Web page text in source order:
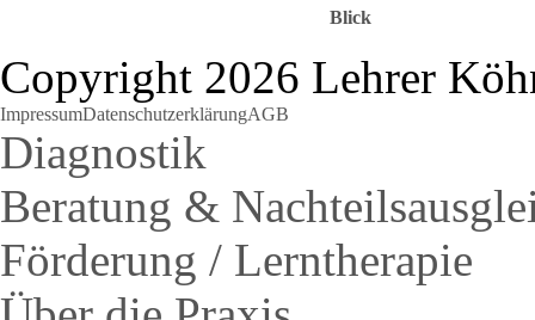
Blick
Copyright 2026 Lehrer
ImpressumDatenschutzerklärungAGB
Diagnostik
Beratung &
Förderung / Lerntherapie